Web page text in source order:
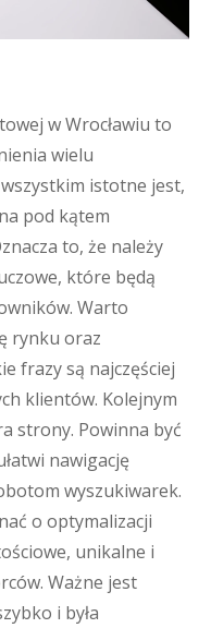
w Wrocławiu to
wielu
istotne jest,
pod kątem
to, że należy
które będą
Warto
rynku oraz
frazy są najczęściej
klientów. Kolejnym
strony. Powinna być
nawigację
wyszukiwarek.
o optymalizacji
unikalne i
Ważne jest
i była